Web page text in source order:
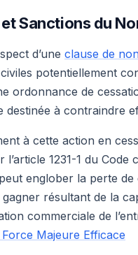
Sanctions du
d’une clause de
potentiellement
ordonnance de
destinée à contraindre
à cette action en
l’article 1231-1 du
englober la perte
résultant de la
commerciale de
Majeure Efficace